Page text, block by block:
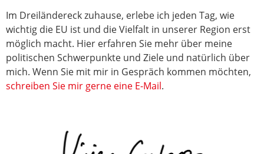
Im Dreiländereck zuhause, erlebe ich jeden Tag, wie
wichtig die EU ist und die Vielfalt in unserer Region erst
möglich macht. Hier erfahren Sie mehr über meine
politischen Schwerpunkte und Ziele und natürlich über
mich. Wenn Sie mit mir in Gespräch kommen möchten,
schreiben Sie mir gerne eine E-Mail.